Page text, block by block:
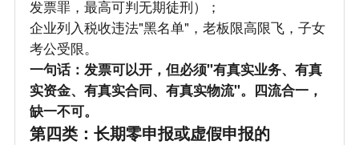
发票罪，最高可判无期徒刑）；
企业列入税收违法"黑名单"，老板限高限飞，子女
考公受限。
一句话：发票可以开，但必须"有真实业务、有真
实资金、有真实合同、有真实物流"。四流合一，
缺一不可。
第四类：长期零申报或虚假申报的